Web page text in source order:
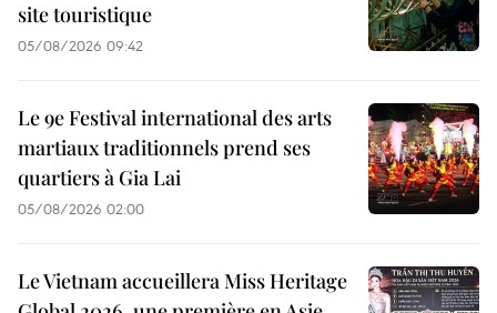
site touristique
05/08/2026 09:42
Le 9e Festival international des arts
martiaux traditionnels prend ses
quartiers à Gia Lai
05/08/2026 02:00
Le Vietnam accueillera Miss Heritage